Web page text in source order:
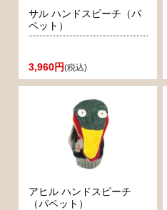
サル ハンドスピーチ（パ
ペット）
3,960円(税込)
アヒル ハンドスピーチ
（パペット）